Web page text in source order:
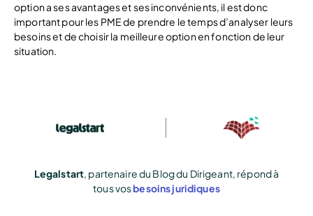
option a ses avantages et ses inconvénients, il est donc
important pour les PME de prendre le temps d’analyser leurs
besoins et de choisir la meilleure option en fonction de leur
situation.
Legalstart, partenaire du Blog du Dirigeant, répond à
tous vosbesoins juridiques